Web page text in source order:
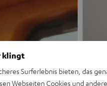
klingt
Surferlebnis bieten, das
Webseiten Cookies und